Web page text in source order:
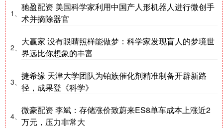
1、
驰盈配资 美国科学家利用中国产人形机器人进行微创手
术并摘除器官
2、
大赢家 没有眼睛照样能做梦：科学家发现盲人的梦境世
界远比你想象的丰富
3、
捷希缘 天津大学团队为铂族催化剂精准制备开辟新路
径，成果登《科学》
4、
微豪配资 李斌：存储涨价致蔚来ES8单车成本上涨近2
万元，压力非常大